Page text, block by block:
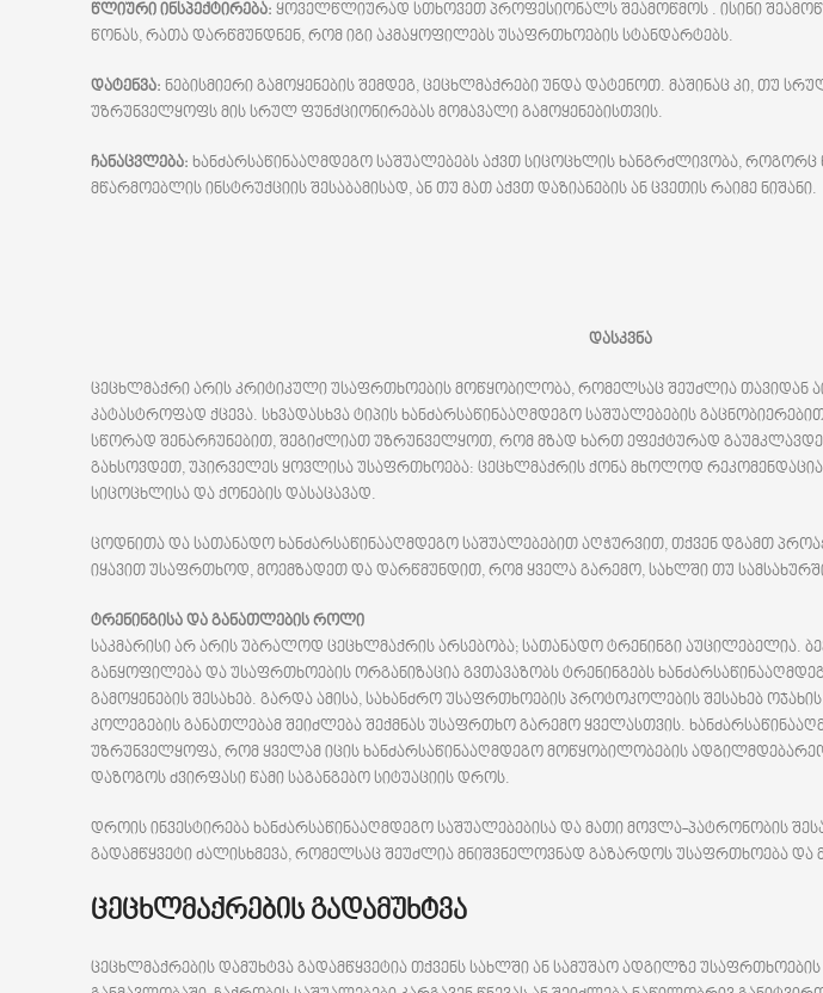
წლიური ინსპექტირება: ყოველწლიურად სთხოვეთ პროფესიონალს შეამოწმოს . ისინი
წონას, რათა დარწმუნდნენ, რომ იგი აკმაყოფილებს უსაფრთხოების სტანდარტებს.
დატენვა: ნებისმიერი გამოყენების შემდეგ, ცეცხლმაქრები უნდა დატენოთ. მაშინაც კი, თუ
უზრუნველყოფს მის სრულ ფუნქციონირებას მომავალი გამოყენებისთვის.
ჩანაცვლება: ხანძარსაწინააღმდეგო საშუალებებს აქვთ სიცოცხლის ხანგრძლივობა, როგორც
მწარმოებლის ინსტრუქციის შესაბამისად, ან თუ მათ აქვთ დაზიანების ან ცვეთის რაიმე ნიშანი.
დასკვნა
ცეცხლმაქრი არის კრიტიკული უსაფრთხოების მოწყობილობა, რომელსაც შეუძლია თავიდან
კატასტროფად ქცევა. სხვადასხვა ტიპის ხანძარსაწინააღმდეგო საშუალებების
სწორად შენარჩუნებით, შეგიძლიათ უზრუნველყოთ, რომ მზად ხართ ეფექტურად
გახსოვდეთ, უპირველეს ყოვლისა უსაფრთხოება: ცეცხლმაქრის ქონა მხოლოდ
სიცოცხლისა და ქონების დასაცავად.
ცოდნითა და სათანადო ხანძარსაწინააღმდეგო საშუალებებით აღჭურვით, თქვენ დგამთ
იყავით უსაფრთხოდ, მოემზადეთ და დარწმუნდით, რომ ყველა გარემო, სახლში თუ
ტრენინგისა და განათლების როლი
საკმარისი არ არის უბრალოდ ცეცხლმაქრის არსებობა; სათანადო ტრენინგი აუცილებელია.
განყოფილება და უსაფრთხოების ორგანიზაცია გვთავაზობს ტრენინგებს
გამოყენების შესახებ. გარდა ამისა, სახანძრო უსაფრთხოების პროტოკოლების შესახებ
კოლეგების განათლებამ შეიძლება შექმნას უსაფრთხო გარემო ყველასთვის.
უზრუნველყოფა, რომ ყველამ იცის ხანძარსაწინააღმდეგო მოწყობილობების
დაზოგოს ძვირფასი წამი საგანგებო სიტუაციის დროს.
დროის ინვესტირება ხანძარსაწინააღმდეგო საშუალებებისა და მათი მოვლა-პატრონობის
გადამწყვეტი ძალისხმევა, რომელსაც შეუძლია მნიშვნელოვნად გაზარდოს უსაფრთხოება და
ცეცხლმაქრების გადამუხტვა
ცეცხლმაქრების დამუხტვა გადამწყვეტია თქვენს სახლში ან სამუშაო ადგილზე